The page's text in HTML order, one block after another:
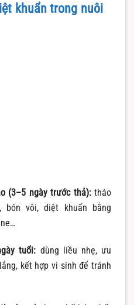
khuẩn trong nuôi
(3–5 ngày trước thả):tháo
bón vôi, diệt khuẩn bằng
tuổi: dùng liều nhẹ, ưu
kết hợp vi sinh để tránh